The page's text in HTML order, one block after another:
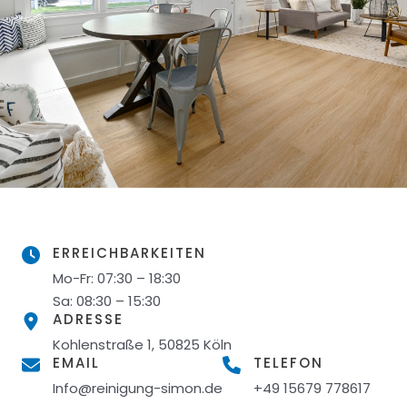
ERREICHBARKEITEN
Mo-Fr: 07:30 – 18:30
Sa: 08:30 – 15:30
ADRESSE
Kohlenstraße 1, 50825 Köln
EMAIL
Info@reinigung-simon.de
TELEFON
+49 15679 778617